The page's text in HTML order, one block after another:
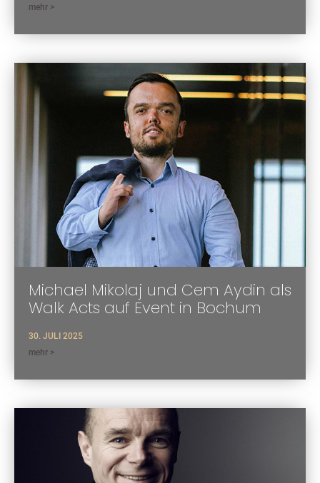
mehr >
Michael Mikolaj und Cem Aydin als
Walk Acts auf Event in Bochum
30. JULI 2025
mehr >